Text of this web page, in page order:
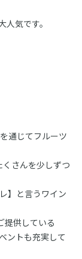
気です。
通じてフルーツ
さんを少しずつ
】と言うワイン
提供している
ントも充実して